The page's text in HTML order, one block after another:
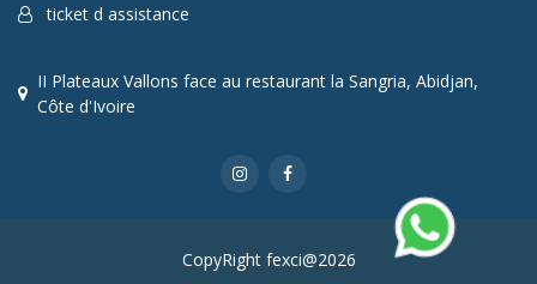
ticket d assistance
II Plateaux Vallons face au restaurant la Sangria, Abidjan,
Côte d'Ivoire
CopyRight fexci@2026